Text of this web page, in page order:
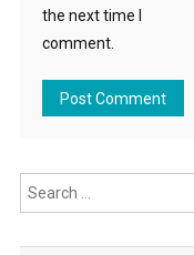
the next time I
comment.